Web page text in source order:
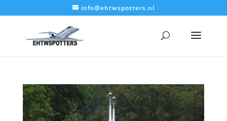
info@ehtwspotters.nl